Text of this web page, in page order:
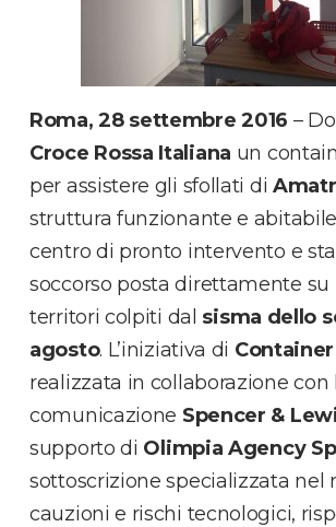
Roma, 28 settembre 2016 –
Croce Rossa Italiana un
per assistere gli sfollati di
struttura funzionante e
centro di pronto intervento e
soccorso posta direttamente su
territori colpiti dal sisma dello
agosto. L’iniziativa di
realizzata in collaborazione con
comunicazione Spencer &
supporto di Olimpia Agency
sottoscrizione specializzata nel
cauzioni e rischi tecnologici,